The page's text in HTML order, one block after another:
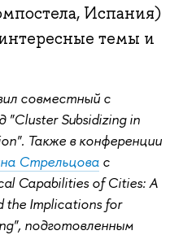
Испания)
темы и
совместный с
"Cluster Subsidizing in
Также в конференции
Стрельцова с
Capabilities of Cities: A
the Implications for
подготовленным